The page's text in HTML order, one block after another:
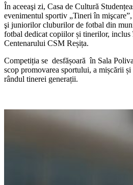
În aceeaşi zi, Casa de Cultură
evenimentul sportiv „Tineri în
şi juniorilor cluburilor de fotbal din
fotbal dedicat copiilor și tinerilor, inclus
Centenarului CSM Reșița.
Competiția se desfășoară în Sala
scop promovarea sportului, a mișcării
rândul tinerei generații.